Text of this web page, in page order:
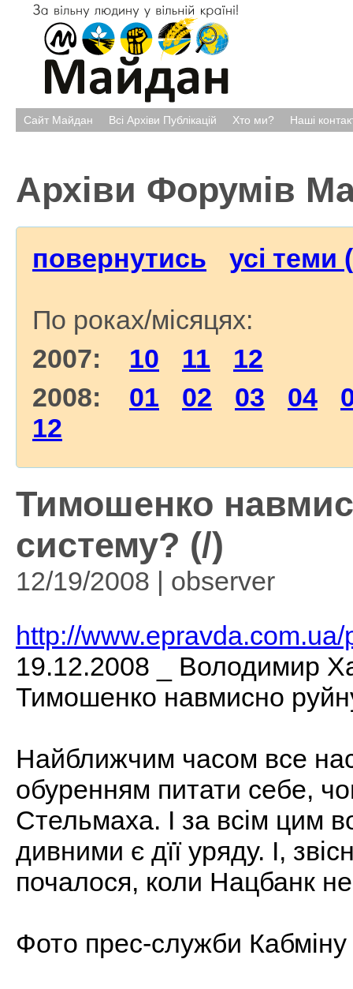
Сайт Майдан Всі Архіви Публікацій Хто ми? Наші
Архіви Форумів
повернутись усі теми
По роках/місяцях:
2007: 10 11
12
2008: 01 02 03 04
12
Тимошенко
систему? (/)
12/19/2008 | observеr
http://
19.12.2008 _ Володимир
Тимошенко навмисно
Найближчим часом все
обуренням питати себе,
Стельмаха. І за всім цим
дивними є дїї уряду. І,
почалося, коли Нацбанк
Фото прес-служби Кабміну